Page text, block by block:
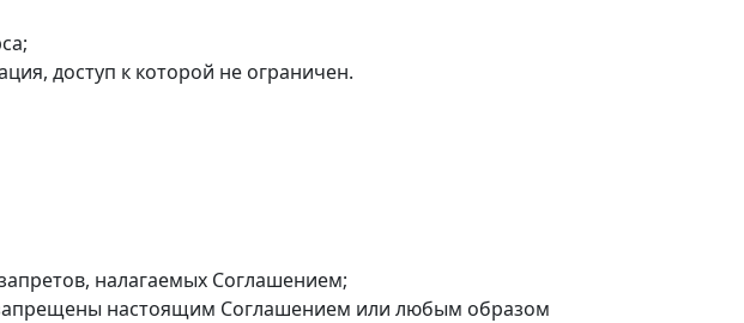
доступ к которой не ограничен.
налагаемых Соглашением;
настоящим Соглашением или любым образом